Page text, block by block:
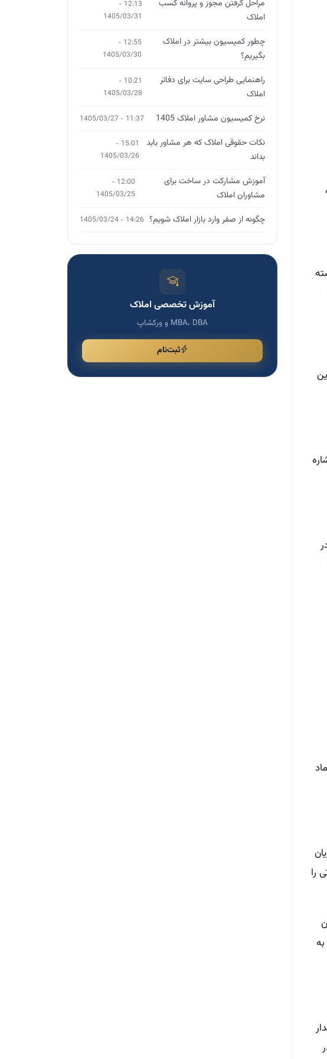
را
مراحل گرفتن مجوز و پروانه کسب
املاک
12:13 -
1405/03/31
چطور کمیسیون بیشتر در املاک
بگیریم؟
12:55 -
1405/03/30
راهنمایی طراحی سایت برای دفاتر
املاک
10:21 -
1405/03/28
نرخ کمیسیون مشاور املاک 1405 11:37 - 1405/03/27
نکات حقوقی املاک که هر مشاور باید
بداند
15:01 -
1405/03/26
آموزش مشارکت در ساخت برای
مشاوران املاک
12:00 -
1405/03/25
چگونه از صفر وارد بازار املاک شویم؟ 14:26 - 1405/03/24
آموزش تخصصی املاک
MBA، DBA و ورکشاپ
ثبت‌نام